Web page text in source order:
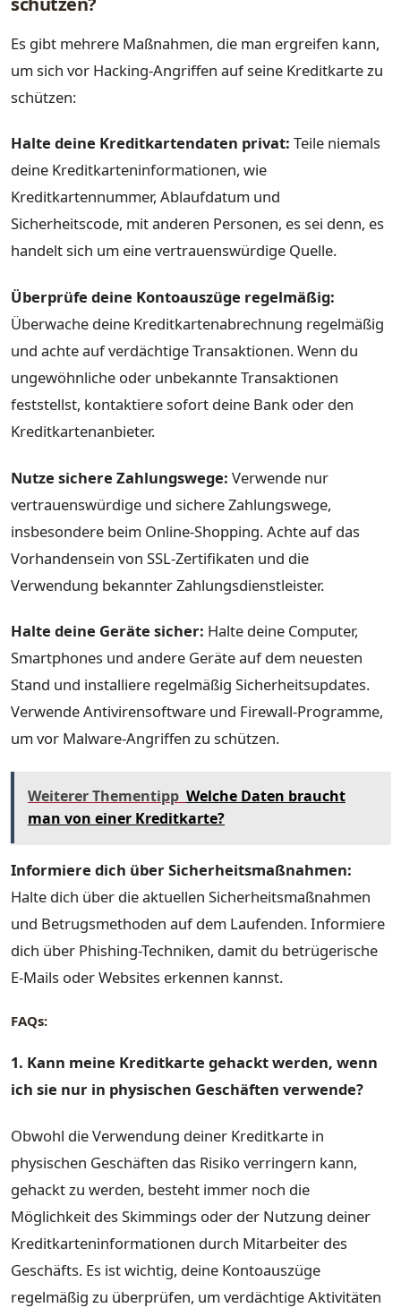
Es gibt mehrere Maßnahmen, die man ergreifen kann,
um sich vor Hacking-Angriffen auf seine Kreditkarte zu
schützen:
Halte deine Kreditkartendaten privat: Teile niemals
deine Kreditkarteninformationen, wie
Kreditkartennummer, Ablaufdatum und
Sicherheitscode, mit anderen Personen, es sei denn, es
handelt sich um eine vertrauenswürdige Quelle.
Überprüfe deine Kontoauszüge regelmäßig:
Überwache deine Kreditkartenabrechnung regelmäßig
und achte auf verdächtige Transaktionen. Wenn du
ungewöhnliche oder unbekannte Transaktionen
feststellst, kontaktiere sofort deine Bank oder den
Kreditkartenanbieter.
Nutze sichere Zahlungswege: Verwende nur
vertrauenswürdige und sichere Zahlungswege,
insbesondere beim Online-Shopping. Achte auf das
Vorhandensein von SSL-Zertifikaten und die
Verwendung bekannter Zahlungsdienstleister.
Halte deine Geräte sicher: Halte deine Computer,
Smartphones und andere Geräte auf dem neuesten
Stand und installiere regelmäßig Sicherheitsupdates.
Verwende Antivirensoftware und Firewall-Programme,
um vor Malware-Angriffen zu schützen.
Weiterer Thementipp Welche Daten braucht
man von einer Kreditkarte?
Informiere dich über Sicherheitsmaßnahmen:
Halte dich über die aktuellen Sicherheitsmaßnahmen
und Betrugsmethoden auf dem Laufenden. Informiere
dich über Phishing-Techniken, damit du betrügerische
E-Mails oder Websites erkennen kannst.
FAQs:
1. Kann meine Kreditkarte gehackt werden, wenn
ich sie nur in physischen Geschäften verwende?
Obwohl die Verwendung deiner Kreditkarte in
physischen Geschäften das Risiko verringern kann,
gehackt zu werden, besteht immer noch die
Möglichkeit des Skimmings oder der Nutzung deiner
Kreditkarteninformationen durch Mitarbeiter des
Geschäfts. Es ist wichtig, deine Kontoauszüge
regelmäßig zu überprüfen, um verdächtige Aktivitäten